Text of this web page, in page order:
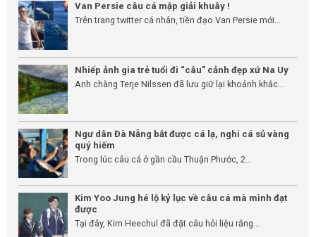
Van Persie câu cá mập giải khuây !
Trên trang twitter cá nhân, tiền đạo Van Persie mới...
Nhiếp ảnh gia trẻ tuổi đi “câu” cảnh đẹp xứ Na Uy
Anh chàng Terje Nilssen đã lưu giữ lại khoảnh khắc...
Ngư dân Đà Nẵng bắt được cá lạ, nghi cá sủ vàng
quý hiếm
Trong lúc câu cá ở gần cầu Thuận Phước, 2...
Kim Yoo Jung hé lộ kỷ lục về câu cá mà mình đạt
được
Tại đây, Kim Heechul đã đặt câu hỏi liệu rằng...